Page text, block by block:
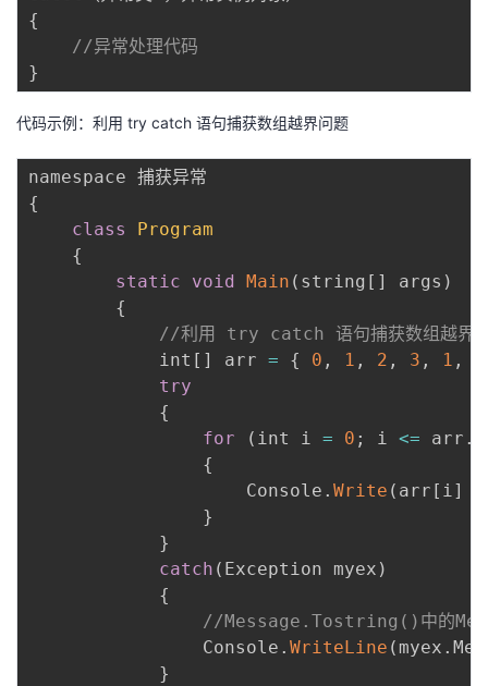
支
持
声
建
{
//异常处理代码
}
代码示例：利用 try catch 语句捕获数组越界问题
{
class
Program
{
static
void Main ( string [ ] args )
{
//利用 try catch 语句捕获数组越界
            int
[ ] arr = { 0 , 1 , 2 , 3 , 1 ,
try
{
for
( int i = 0 ; i <= arr .
{
                    Console
. Write ( arr [ i]
}
}
catch ( Exception myex )
{
//Message.Tostring()中的
                Console
. WriteLine ( myex .
}